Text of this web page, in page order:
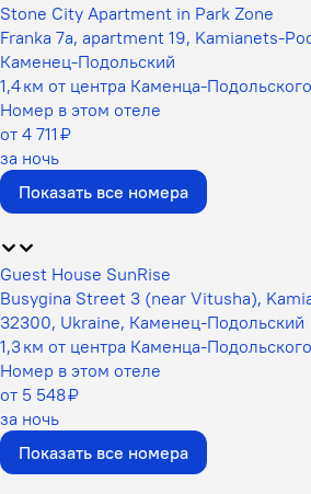
Stone City Apartment in Park Zone
Franka 7a, apartment 19, Kamianets-
Каменец-Подольский
1,4 км от центра Каменца-Подольского
Номер в этом отеле
от 4 711 ₽
за ночь
Показать все номера
Guest House SunRise
Busygina Street 3 (near Vitusha),
32300, Ukraine, Каменец-Подольский
1,3 км от центра Каменца-Подольского
Номер в этом отеле
от 5 548 ₽
за ночь
Показать все номера